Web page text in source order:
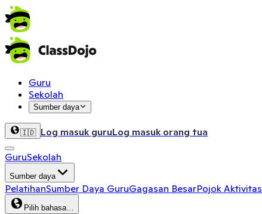
Guru
Sekolah
Sumber daya
🇮🇩 Log masuk guruLog masuk orang tua
GuruSekolah
Sumber daya
PelatihanSumber Daya GuruGagasan BesarPojok Aktivitas
Pilih bahasa…